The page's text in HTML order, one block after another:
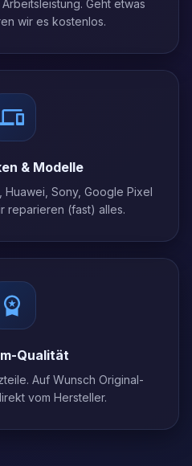
Geht etwas
wir es kostenlos.
& Modelle
Huawei, Sony, Google Pixel
reparieren (fast) alles.
Qualität
Auf Wunsch Original-
vom Hersteller.